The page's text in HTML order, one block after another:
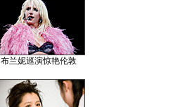
布兰妮巡演惊艳伦敦